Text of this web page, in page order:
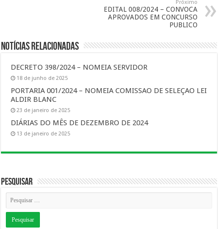
Próximo
EDITAL 008/2024 – CONVOCA
APROVADOS EM CONCURSO
PUBLICO
Notícias Relacionadas
DECRETO 398/2024 – NOMEIA SERVIDOR
18 de junho de 2025
PORTARIA 001/2024 – NOMEIA COMISSAO DE SELEÇAO LEI
ALDIR BLANC
23 de janeiro de 2025
DIÁRIAS DO MÊS DE DEZEMBRO DE 2024
13 de janeiro de 2025
Pesquisar